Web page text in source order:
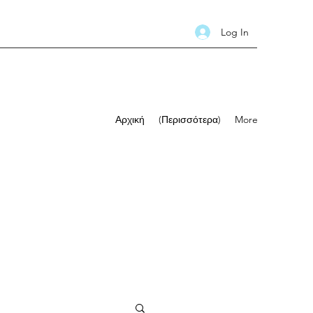
Log In
Αρχική (Περισσότερα) More